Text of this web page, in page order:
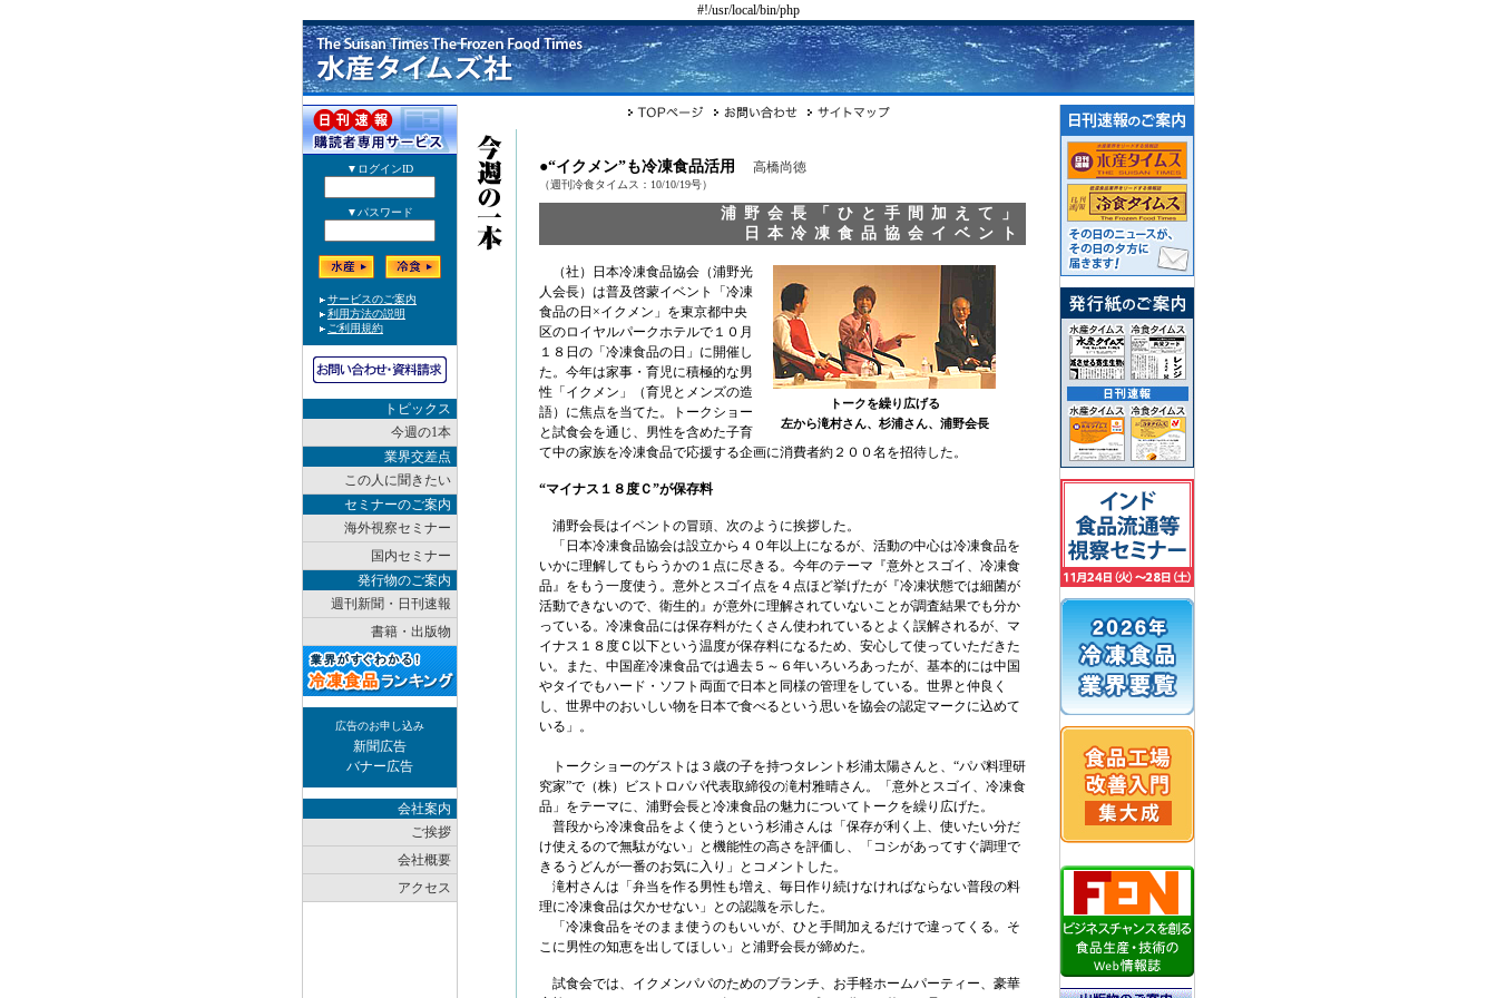
#!/usr/local/bin/php
トピックス
今週の1本
業界交差点
この人に聞きたい
セミナーのご案内
海外視察セミナー
国内セミナー
発行物のご案内
週刊新聞・日刊速報
書籍・出版物
広告のお申し込み
新聞広告
バナー広告
会社案内
ご挨拶
会社概要
アクセス
●“イクメン”も冷凍食品活用 高橋尚徳
（週刊冷食タイムス：10/10/19号）
浦野会長「ひと手間加えて」
日本冷凍食品協会イベント
トークを繰り広げる
左から滝村さん、杉浦さん、浦野会長
（社）日本冷凍食品協会（浦野光
人会長）は普及啓蒙イベント「冷凍
食品の日×イクメン」を東京都中央
区のロイヤルパークホテルで１０月
１８日の「冷凍食品の日」に開催し
た。今年は家事・育児に積極的な男
性「イクメン」（育児とメンズの造
語）に焦点を当てた。トークショー
と試食会を通じ、男性を含めた子育
て中の家族を冷凍食品で応援する企画に消費者約２００名を招待した。
“マイナス１８度Ｃ”が保存料
浦野会長はイベントの冒頭、次のように挨拶した。
「日本冷凍食品協会は設立から４０年以上になるが、活動の中心は冷凍食品を
いかに理解してもらうかの１点に尽きる。今年のテーマ『意外とスゴイ、冷凍食
品』をもう一度使う。意外とスゴイ点を４点ほど挙げたが『冷凍状態では細菌が
活動できないので、衛生的』が意外に理解されていないことが調査結果でも分か
っている。冷凍食品には保存料がたくさん使われているとよく誤解されるが、マ
イナス１８度Ｃ以下という温度が保存料になるため、安心して使っていただきた
い。また、中国産冷凍食品では過去５～６年いろいろあったが、基本的には中国
やタイでもハード・ソフト両面で日本と同様の管理をしている。世界と仲良く
し、世界中のおいしい物を日本で食べるという思いを協会の認定マークに込めて
いる」。
トークショーのゲストは３歳の子を持つタレント杉浦太陽さんと、“パパ料理研
究家”で（株）ビストロパパ代表取締役の滝村雅晴さん。「意外とスゴイ、冷凍食
品」をテーマに、浦野会長と冷凍食品の魅力についてトークを繰り広げた。
普段から冷凍食品をよく使うという杉浦さんは「保存が利く上、使いたい分だ
け使えるので無駄がない」と機能性の高さを評価し、「コシがあってすぐ調理で
きるうどんが一番のお気に入り」とコメントした。
滝村さんは「弁当を作る男性も増え、毎日作り続けなければならない普段の料
理に冷凍食品は欠かせない」との認識を示した。
「冷凍食品をそのまま使うのもいいが、ひと手間加えるだけで違ってくる。そ
こに男性の知恵を出してほしい」と浦野会長が締めた。
試食会では、イクメンパパのためのブランチ、お手軽ホームパーティー、豪華